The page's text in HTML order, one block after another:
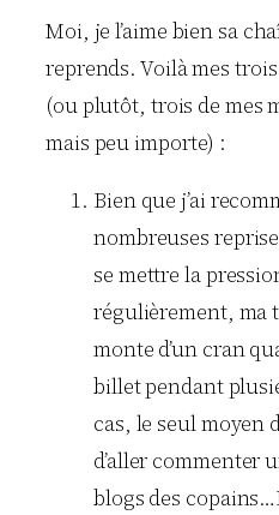
Moi, je l’aime bien sa
reprends. Voilà mes
(ou plutôt, trois de mes
mais peu importe) :
Bien que j’ai
nombreuses
se mettre la
régulièrement, ma
monte d’un cran
billet pendant
cas, le seul moyen
d’aller commenter
blogs des